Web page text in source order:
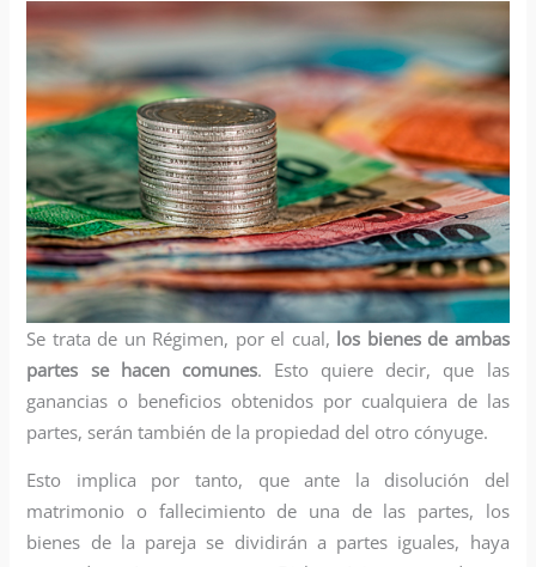
Se trata de un Régimen, por el cual, los bienes de ambas
partes se hacen comunes. Esto quiere decir, que las
ganancias o beneficios obtenidos por cualquiera de las
partes, serán también de la propiedad del otro cónyuge.
Esto implica por tanto, que ante la disolución del
matrimonio o fallecimiento de una de las partes, los
bienes de la pareja se dividirán a partes iguales, haya